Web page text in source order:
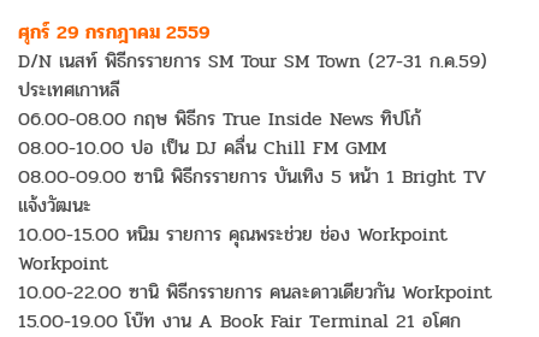
ศุกร์ 29 กรกฎาคม 2559
D/N เนสท์ พิธีกรรายการ SM Tour SM Town (27-31 ก.ค.59)
ประเทศเกาหลี
06.00-08.00 กฤษ พิธีกร True Inside News ทิปโก้
08.00-10.00 ปอ เป็น DJ คลื่น Chill FM GMM
08.00-09.00 ซานิ พิธีกรรายการ บันเทิง 5 หน้า 1 Bright TV
แจ้งวัฒนะ
10.00-15.00 หนิม รายการ คุณพระช่วย ช่อง Workpoint
Workpoint
10.00-22.00 ซานิ พิธีกรรายการ คนละดาวเดียวกัน Workpoint
15.00-19.00 โบ๊ท งาน A Book Fair Terminal 21 อโศก